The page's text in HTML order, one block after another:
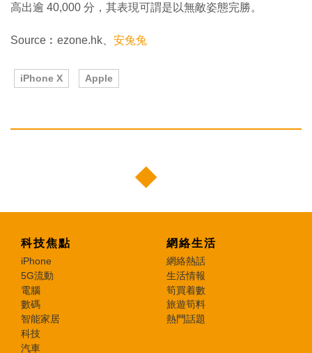
高出逾 40,000 分，其表現可謂是以無敵姿態完勝。
Source︰ezone.hk、 安兔兔
iPhone X Apple
科技焦點
iPhone
5G流動
電腦
數碼
智能家居
科技
汽車
網絡生活
網絡熱話
生活情報
筍買着數
旅遊筍料
熱門話題